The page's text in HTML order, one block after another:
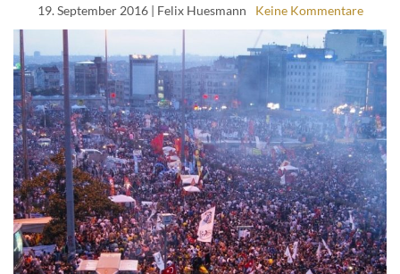
19. September 2016| Felix Huesmann Keine Kommentare